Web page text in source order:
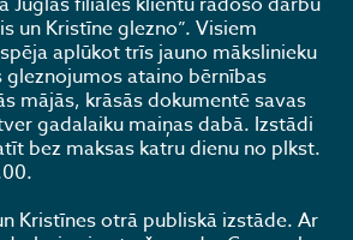
un Kristīne glezno”. Visiem
aplūkot trīs jauno mākslinieku
gleznojumos ataino bērnības
mājās, krāsās dokumentē savas
gadalaiku maiņas dabā. Izstādi
bez maksas katru dienu no plkst.
Kristīnes otrā publiskā izstāde. Ar